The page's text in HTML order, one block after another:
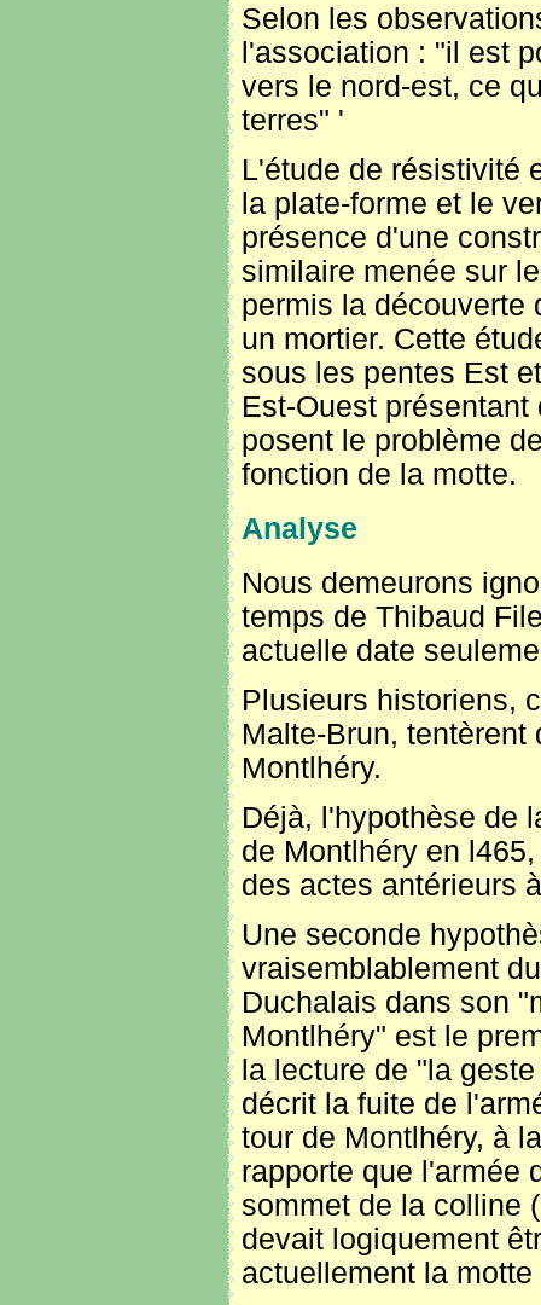
Selon les
l'association : "il est
vers le nord-est, ce
terres" '
L'étude de résistivité
la plate-forme et le
présence d'une
similaire menée sur
permis la découverte
un mortier. Cette
sous les pentes Est
Est-Ouest
posent le problème
fonction de la motte.
Analyse
Nous demeurons
temps de Thibaud
actuelle date
Plusieurs historiens,
Malte-Brun,
Montlhéry.
Déjà, l'hypothèse de
de Montlhéry en
des actes antérieurs
Une seconde
vraisemblablement
Duchalais dans son
Montlhéry" est le
la lecture de "la
décrit la fuite de
tour de Montlhéry, à
rapporte que l'armée
sommet de la colline
devait logiquement
actuellement la